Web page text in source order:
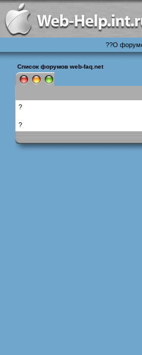
??О
Список форумов web-faq.net
?
?